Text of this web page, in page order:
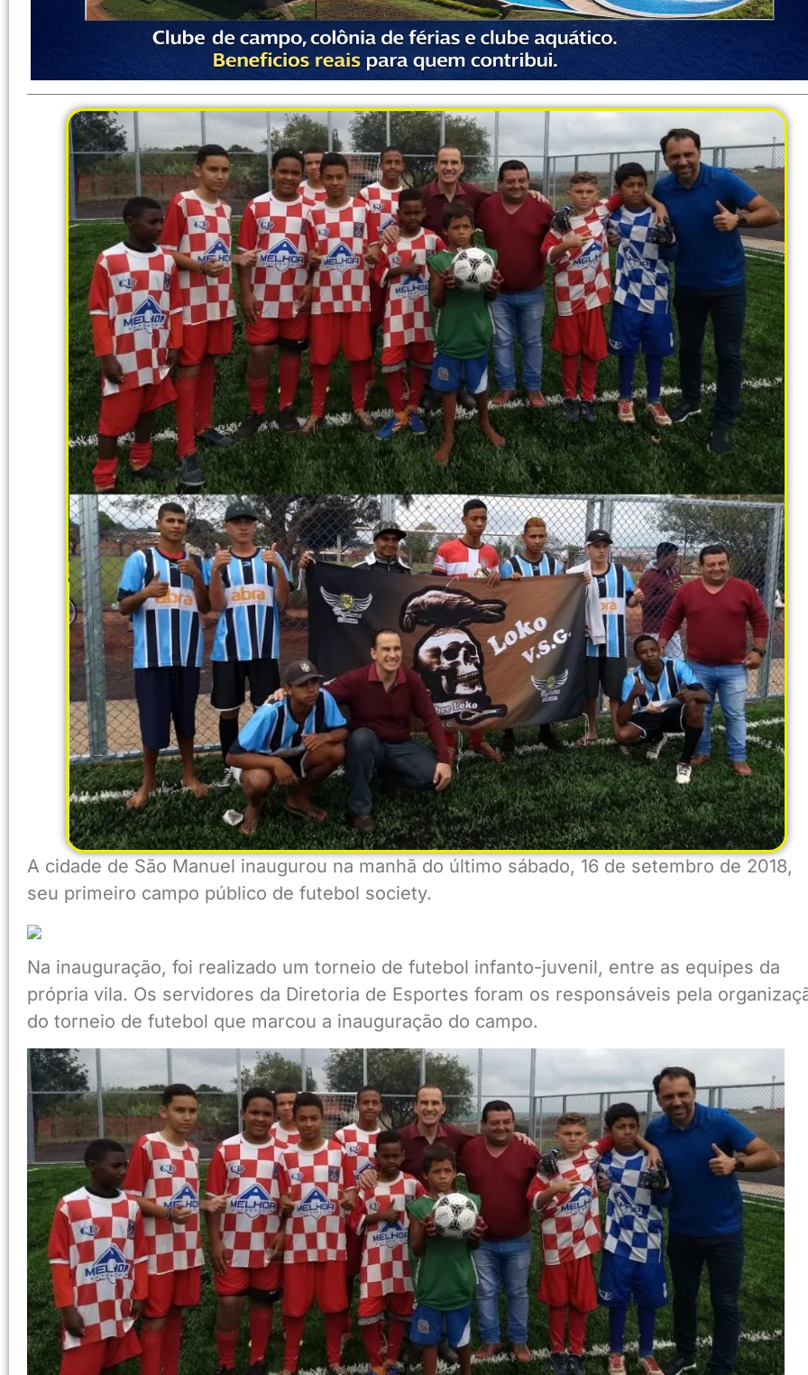
A cidade de São Manuel inaugurou na manhã do último sábado, 16 de setembro de 2018,
seu primeiro campo público de futebol society.
Na inauguração, foi realizado um torneio de futebol infanto-juvenil, entre as equipes da
própria vila. Os servidores da Diretoria de Esportes foram os responsáveis pela
do torneio de futebol que marcou a inauguração do campo.